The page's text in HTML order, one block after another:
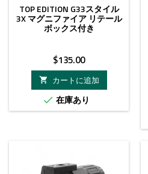
TOP EDITION G33スタイル
3X マグニファイア リテール
ボックス付き
価
格
$135.00

カートに追加
 在庫あり